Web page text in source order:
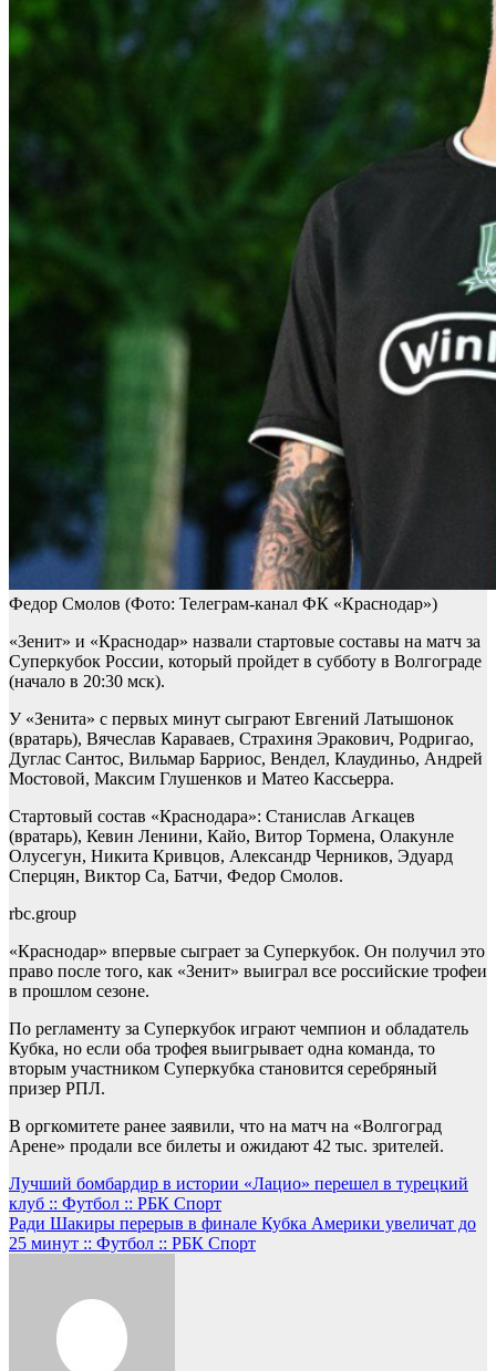
Федор Смолов (Фото: Телеграм-канал ФК «Краснодар»)
«Зенит» и «Краснодар» назвали стартовые составы на матч за
Суперкубок России, который пройдет в субботу в Волгограде
(начало в 20:30 мск).
У «Зенита» с первых минут сыграют Евгений Латышонок
(вратарь), Вячеслав Караваев, Страхиня Эракович, Родригао,
Дуглас Сантос, Вильмар Барриос, Вендел, Клаудиньо, Андрей
Мостовой, Максим Глушенков и Матео Кассьерра.
Стартовый состав «Краснодара»: Станислав Агкацев
(вратарь), Кевин Ленини, Кайо, Витор Тормена, Олакунле
Олусегун, Никита Кривцов, Александр Черников, Эдуард
Сперцян, Виктор Са, Батчи, Федор Смолов.
rbc.group
«Краснодар» впервые сыграет за Суперкубок. Он получил это
право после того, как «Зенит» выиграл все российские трофеи
в прошлом сезоне.
По регламенту за Суперкубок играют чемпион и обладатель
Кубка, но если оба трофея выигрывает одна команда, то
вторым участником Суперкубка становится серебряный
призер РПЛ.
В оргкомитете ранее заявили, что на матч на «Волгоград
Арене» продали все билеты и ожидают 42 тыс. зрителей.
Навигация
по
записям
Лучший бомбардир в истории «Лацио» перешел в турецкий
клуб :: Футбол :: РБК Спорт
Ради Шакиры перерыв в финале Кубка Америки увеличат до
25 минут :: Футбол :: РБК Спорт